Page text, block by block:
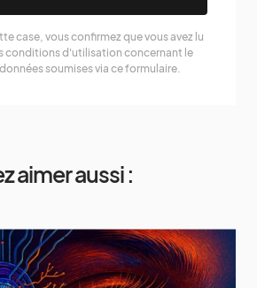
case, vous confirmez que vous avez lu
conditions d'utilisation concernant le
soumises via ce formulaire.
aimer aussi :